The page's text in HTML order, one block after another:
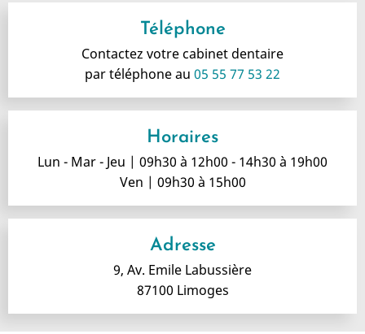
Téléphone
Contactez votre cabinet dentaire
par téléphone au 05 55 77 53 22
Horaires
Lun - Mar - Jeu | 09h30 à 12h00 - 14h30 à 19h00
Ven | 09h30 à 15h00
Adresse
9, Av. Emile Labussière
87100 Limoges